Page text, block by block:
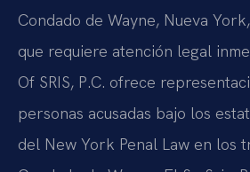
Condado de Wayne, Nueva
que requiere atención legal
Of SRIS, P.C. ofrece
personas acusadas bajo los
del New York Penal Law en los